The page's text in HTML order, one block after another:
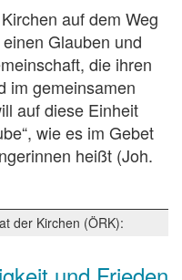
auf dem Weg
Glauben und
die ihren
im gemeinsamen
auf diese Einheit
wie es im Gebet
heißt (Joh.
der Kirchen (ÖRK):